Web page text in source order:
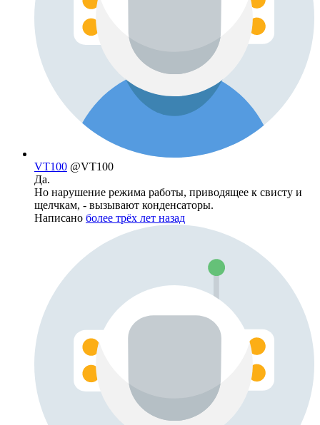
VT100 @VT100
Да.
Но нарушение режима работы, приводящее к свисту и
щелчкам, - вызывают конденсаторы.
Написано более трёх лет назад